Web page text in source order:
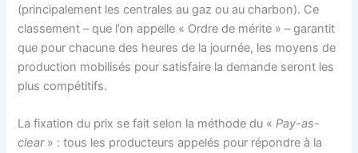
(principalement les centrales au gaz ou au charbon). Ce
classement – que l’on appelle « Ordre de mérite » – garantit
que pour chacune des heures de la journée, les moyens de
production mobilisés pour satisfaire la demande seront les
plus compétitifs.
La fixation du prix se fait selon la méthode du «Pay-as-
clear» : tous les producteurs appelés pour répondre à la